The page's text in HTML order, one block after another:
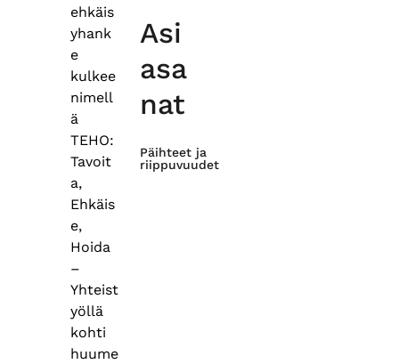
ehkäis
yhank
e
kulkee
nimell
ä
TEHO:
Tavoit
a,
Ehkäis
e,
Hoida
–
Yhteist
yöllä
kohti
huume
Asi
asa
nat
Päihteet ja
riippuvuudet